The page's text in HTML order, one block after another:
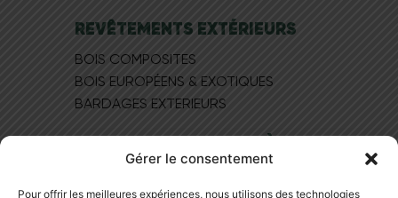
Gérer le consentement
Pour offrir les meilleures expériences, nous utilisons des technologies
REVÊTEMENTS EXTÉRIEURS
BOIS COMPOSITES
BOIS EUROPÉEN​S & EXOTIQUES
BARDAGES EXTERIEURS
MAGASIN DE PARQUET À LYON